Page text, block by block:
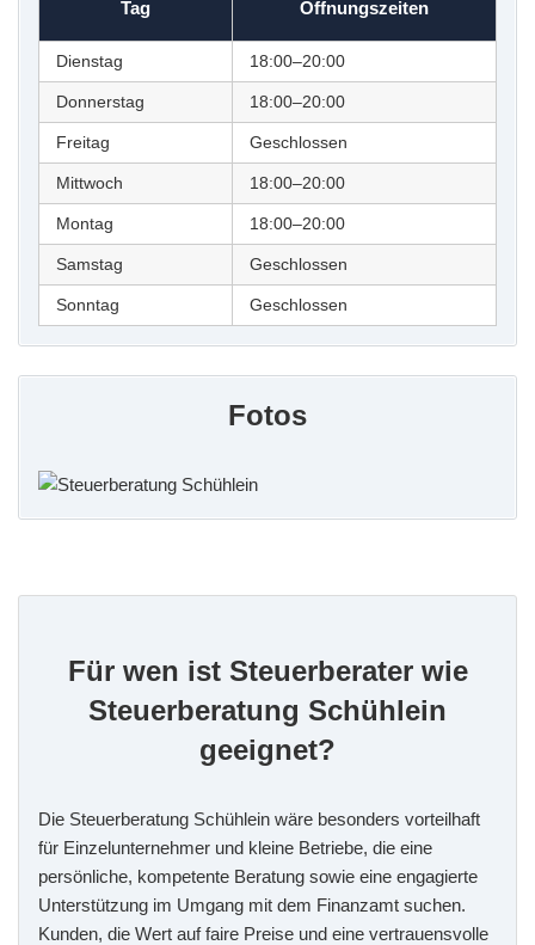
Tag Öffnungszeiten
Dienstag 18:00–20:00
Donnerstag 18:00–20:00
Freitag Geschlossen
Mittwoch 18:00–20:00
Montag 18:00–20:00
Samstag Geschlossen
Sonntag Geschlossen
Fotos
Für wen ist Steuerberater wie
Steuerberatung Schühlein
geeignet?
Die Steuerberatung Schühlein wäre besonders vorteilhaft
für Einzelunternehmer und kleine Betriebe, die eine
persönliche, kompetente Beratung sowie eine engagierte
Unterstützung im Umgang mit dem Finanzamt suchen.
Kunden, die Wert auf faire Preise und eine vertrauensvolle